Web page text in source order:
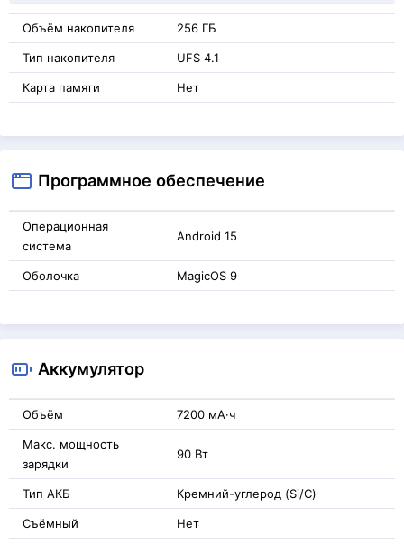
Объём накопителя 256 ГБ
Тип накопителя UFS 4.1
Карта памяти Нет
Программное обеспечение
Операционная
система
Android 15
Оболочка MagicOS 9
Аккумулятор
Объём 7200 мА·ч
Макс. мощность
зарядки
90 Вт
Тип АКБ Кремний-углерод (Si/C)
Съёмный Нет